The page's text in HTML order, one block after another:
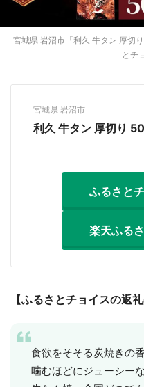
宮城県 岩沼市「利久 牛タン 厚切
とチ
宮城県 岩沼市
利久 牛タン 厚切り
ふるさと
楽天ふる
【ふるさとチョイスの返礼
食欲をそそる炭焼きの
噛むほどにジューシー